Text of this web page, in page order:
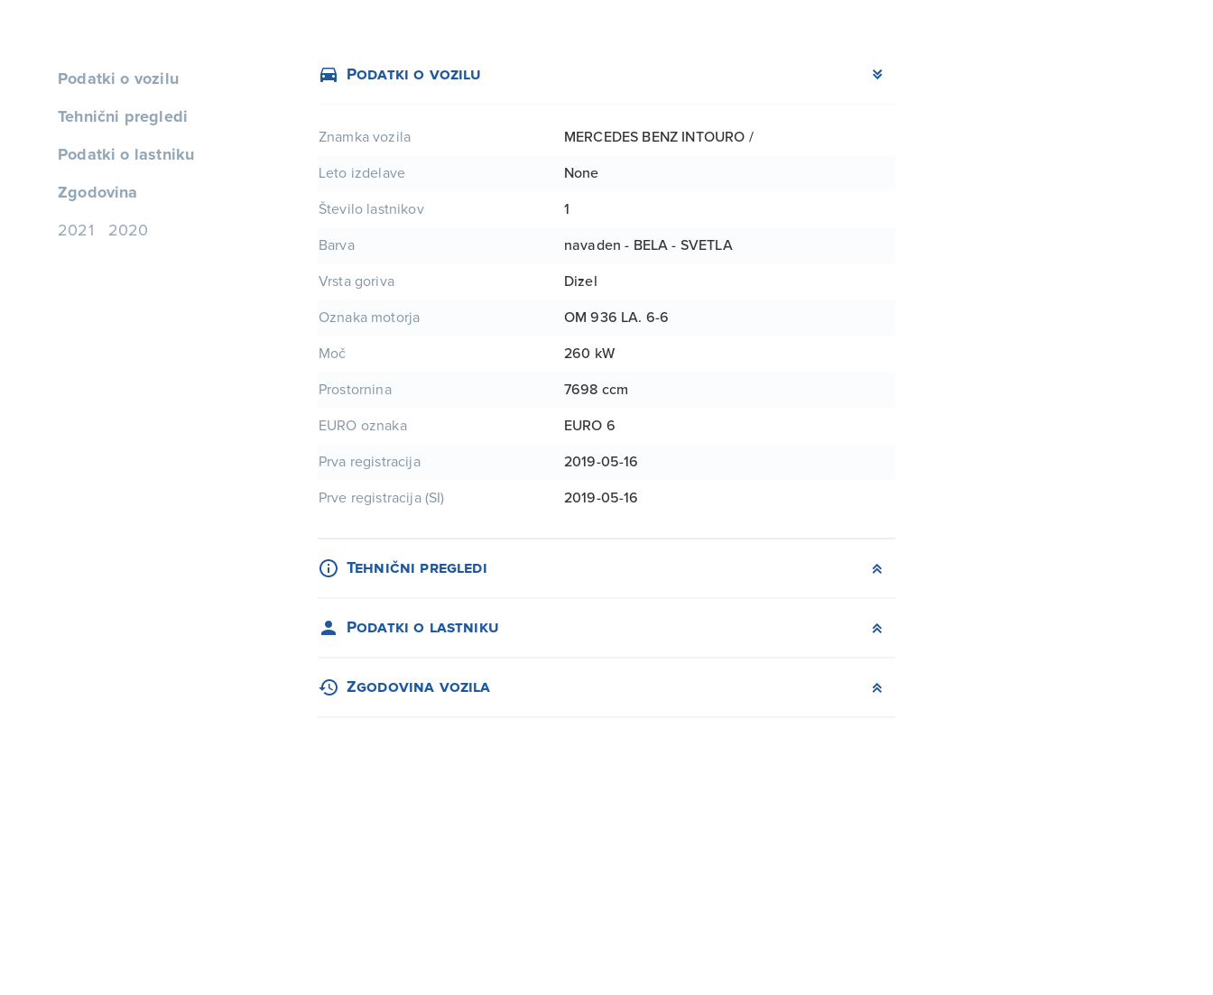
Podatki o vozilu
Tehnični pregledi
Podatki o lastniku
Zgodovina
2021 2020
Podatki o vozilu
Znamka vozila MERCEDES BENZ INTOURO /
Leto izdelave None
Število lastnikov 1
Barva navaden - BELA - SVETLA
Vrsta goriva Dizel
Oznaka motorja OM 936 LA. 6-6
Moč 260 kW
Prostornina 7698 ccm
EURO oznaka EURO 6
Prva registracija 2019-05-16
Prve registracija (SI) 2019-05-16
Tehnični pregledi
Podatki o lastniku
Zgodovina vozila